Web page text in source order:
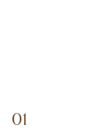
01